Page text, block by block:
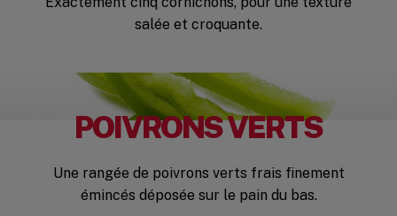
salée et croquante.
POIVRONS VERTS
Une rangée de poivrons verts frais finement
émincés déposée sur le pain du bas.